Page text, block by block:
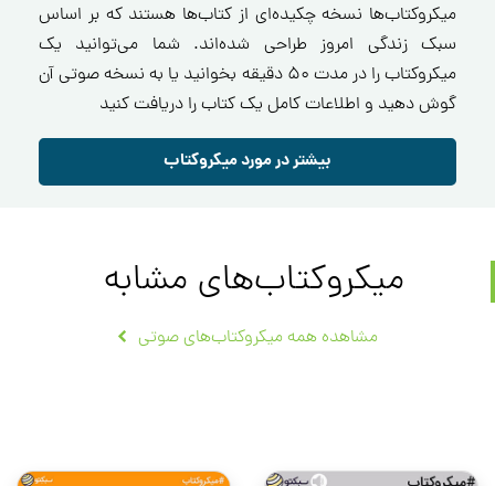
میکروکتاب‌ها نسخه چکیده‌ای از کتاب‌ها هستند که بر اساس
سبک زندگی امروز طراحی شده‌اند. شما می‌توانید یک
میکروکتاب را در مدت ۵۰ دقیقه بخوانید یا به نسخه صوتی آن
گوش دهید و اطلاعات کامل یک کتاب را دریافت کنید
بیشتر در مورد میکروکتاب
میکروکتاب‌های مشابه
مشاهده همه میکروکتاب‌های صوتی